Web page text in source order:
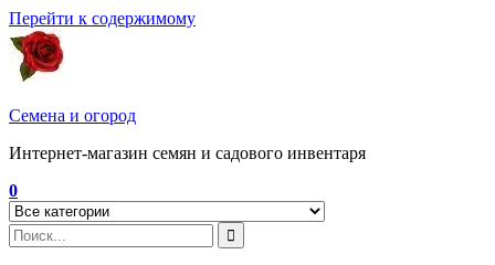
Перейти к содержимому
Семена и огород
Интернет-магазин семян и садового инвентаря
0